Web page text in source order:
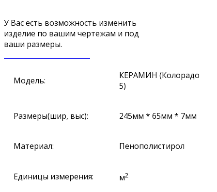
У Вас есть возможность изменить
изделие по вашим чертежам и под
ваши размеры.
Модель:
КЕРАМИН (Колорадо
5)
Размеры(шир, выс): 245мм * 65мм * 7мм
Материал: Пенополистирол
Единицы измерения: м2